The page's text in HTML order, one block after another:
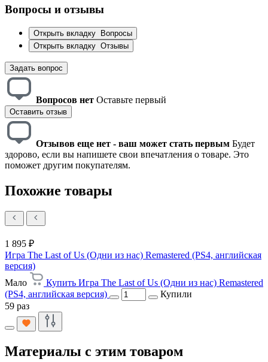
Вопросы и отзывы
Открыть вкладку
Вопросы
Открыть вкладку Отзывы
Задать вопрос
Вопросов нет Оставьте первый
Оставить отзыв
Отзывов еще нет - ваш может стать первым Будет
здорово, если вы напишете свои впечатления о товаре. Это
поможет другим покупателям.
Похожие товары
1 895 ₽
Игра The Last of Us (Одни из нас) Remastered (PS4, английская
версия)
Мало
Купить Игра The Last of Us (Одни из нас) Remastered
(PS4, английская версия)
Купили
59 раз
Материалы с этим товаром